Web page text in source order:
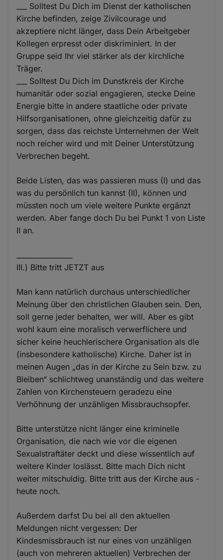
___ Solltest Du Dich im Dienst der katholischen
Kirche befinden, zeige Zivilcourage und
akzeptiere nicht länger, dass Dein Arbeitgeber
Kollegen erpresst oder diskriminiert. In der
Gruppe seid Ihr viel stärker als der kirchliche
Träger.
___ Solltest Du Dich im Dunstkreis der Kirche
humanitär oder sozial engagieren, stecke Deine
Energie bitte in andere staatliche oder private
Hilfsorganisationen, ohne gleichzeitig dafür zu
sorgen, dass das reichste Unternehmen der Welt
noch reicher wird und mit Deiner Unterstützung
Verbrechen begeht.
Beide Listen, das was passieren muss (I) und das
was du persönlich tun kannst (II), können und
müssten noch um viele weitere Punkte ergänzt
werden. Aber fange doch Du bei Punkt 1 von Liste
II an.
III.) Bitte tritt JETZT aus
Man kann natürlich durchaus unterschiedlicher
Meinung über den christlichen Glauben sein. Den,
soll gerne jeder behalten, wer will. Aber es gibt
wohl kaum eine moralisch verwerflichere und
sicher keine heuchlerischere Organisation als die
(insbesondere katholische) Kirche. Daher ist in
meinen Augen „das in der Kirche zu Sein bzw. zu
Bleiben“ schlichtweg unanständig und das weitere
Zahlen von Kirchensteuern geradezu eine
Verhöhnung der unzähligen Missbrauchsopfer.
Bitte unterstütze nicht länger eine kriminelle
Organisation, die nach wie vor die eigenen
Sexualstraftäter deckt und diese wissentlich auf
weitere Kinder loslässt. Bitte mach Dich nicht
weiter mitschuldig. Bitte tritt aus der Kirche aus -
heute noch.
Außerdem darfst Du bei all den aktuellen
Meldungen nicht vergessen: Der
Kindesmissbrauch ist nur eines von unzähligen
(auch von mehreren aktuellen) Verbrechen der